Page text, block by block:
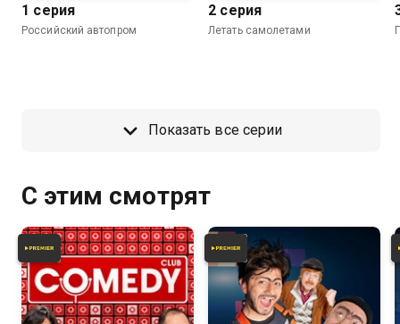
1 серия
Российский автопром
2 серия
Летать самолетами
Показать все серии
С этим смотрят